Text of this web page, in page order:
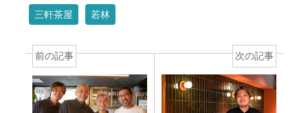
三軒茶屋 若林
前の記事 次の記事